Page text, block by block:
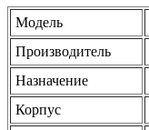
Модель
Производитель
Назначение
Корпус